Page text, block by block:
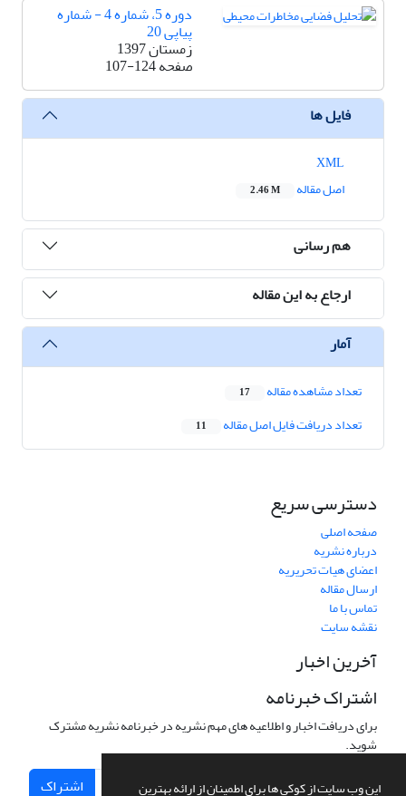
این وب سایت از کوکی ها برای اطمینان از ارائه بهترین
دوره 5، شماره 4 - شماره
پیاپی 20
زمستان 1397
صفحه107-124
فایل ها
اصل مقاله
2.46 M
هم رسانی
ارجاع به این مقاله
آمار
تعداد مشاهده مقاله 17
تعداد دریافت فایل اصل مقاله 11
دسترسی سریع
صفحه اصلی
درباره نشریه
اعضای هیات تحریریه
ارسال مقاله
تماس با ما
نقشه سایت
آخرین اخبار
اشتراک خبرنامه
برای دریافت اخبار و اطلاعیه های مهم نشریه در خبرنامه نشریه مشترک
شوید.
اشتراک